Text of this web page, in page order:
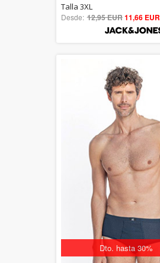
out of 5
Talla 3XL
Desde: 12,95 EUR11,66 EUR
Dto. hasta 30%